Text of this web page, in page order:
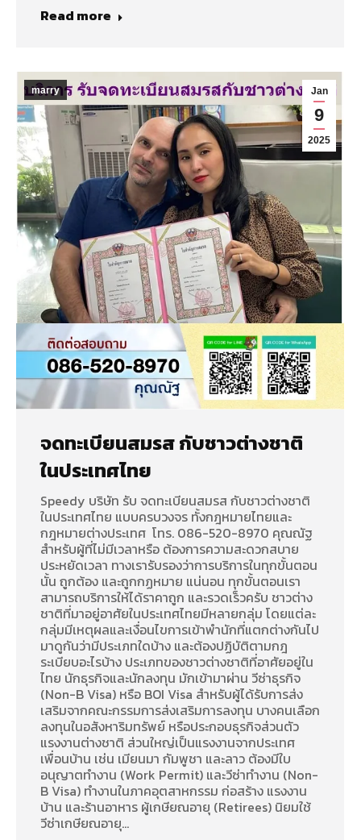
Read more
Jan
9
2025
marry
จดทะเบียนสมรส กับชาวต่างชาติ
ในประเทศไทย
Speedy บริษัท รับ จดทะเบียนสมรส กับชาวต่างชาติ
ในประเทศไทย แบบครบวงจร ทั้งกฎหมายไทยและ
กฎหมายต่างประเทศ โทร. 086-520-8970 คุณณัฐ
สำหรับผู้ที่ไม่มีเวลาหรือ ต้องการความสะดวกสบาย
ประหยัดเวลา ทางเรารับรองว่าการบริการในทุกขั้นตอน
นั้น ถูกต้อง และถูกกฏหมาย แน่นอน ทุกขั้นตอนเรา
สามารถบริการให้ได้ราคาถูก และรวดเร็วครับ ชาวต่าง
ชาติที่มาอยู่อาศัยในประเทศไทยมีหลายกลุ่ม โดยแต่ละ
กลุ่มมีเหตุผลและเงื่อนไขการเข้าพำนักที่แตกต่างกันไป
มาดูกันว่ามีประเภทใดบ้าง และต้องปฏิบัติตามกฎ
ระเบียบอะไรบ้าง ประเภทของชาวต่างชาติที่อาศัยอยู่ใน
ไทย นักธุรกิจและนักลงทุน มักเข้ามาผ่าน วีซ่าธุรกิจ
(Non-B Visa) หรือ BOI Visa สำหรับผู้ได้รับการส่ง
เสริมจากคณะกรรมการส่งเสริมการลงทุน บางคนเลือก
ลงทุนในอสังหาริมทรัพย์ หรือประกอบธุรกิจส่วนตัว
แรงงานต่างชาติ ส่วนใหญ่เป็นแรงงานจากประเทศ
เพื่อนบ้าน เช่น เมียนมา กัมพูชา และลาว ต้องมีใบ
อนุญาตทำงาน (Work Permit) และวีซ่าทำงาน (Non-
B Visa) ทำงานในภาคอุตสาหกรรม ก่อสร้าง แรงงาน
บ้าน และร้านอาหาร ผู้เกษียณอายุ (Retirees) นิยมใช้
วีซ่าเกษียณอายุ…